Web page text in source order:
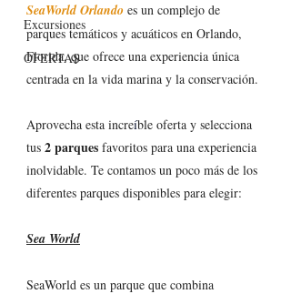
Excursiones
OFERTAS
SeaWorld Orlando es un complejo de
parques temáticos y acuáticos en Orlando,
Florida, que ofrece una experiencia única
centrada en la vida marina y la conservación.
Aprovecha esta increíble oferta y selecciona
tus 2 parques favoritos para una experiencia
inolvidable. Te contamos un poco más de los
diferentes parques disponibles para elegir:
Sea World
SeaWorld es un parque que combina